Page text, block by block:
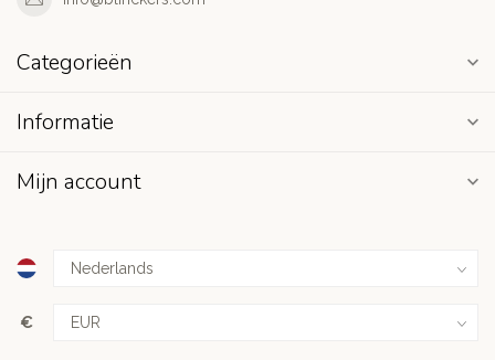
Categorieën
Informatie
Mijn account
€